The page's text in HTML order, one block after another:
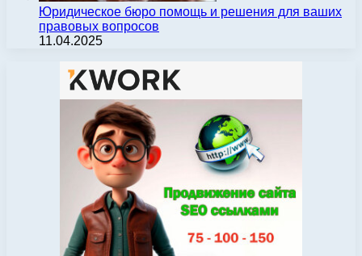
Юридическое бюро помощь и решения для ваших
правовых вопросов
11.04.2025